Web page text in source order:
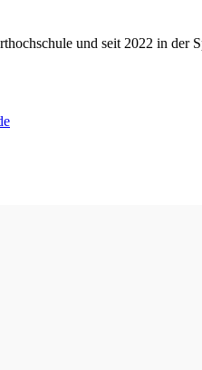
und seit 2022 in der